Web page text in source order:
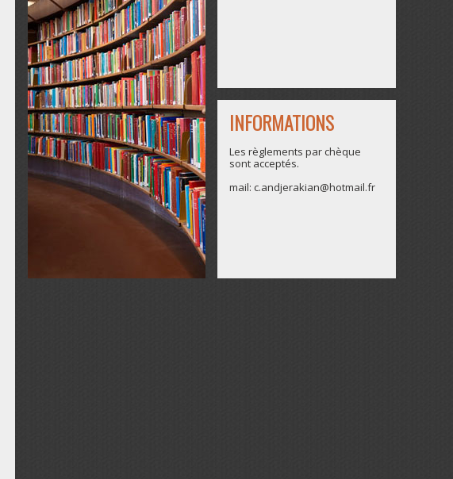
INFORMATIONS
Les règlements par chèque
sont acceptés.
mail: c.andjerakian@hotmail.fr